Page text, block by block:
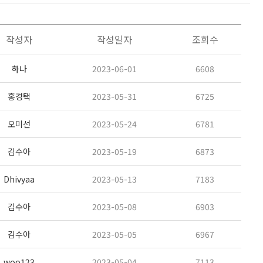
작성자 작성일자 조회수
하나 2023-06-01 6608
홍경택 2023-05-31 6725
오미선 2023-05-24 6781
김수아 2023-05-19 6873
Dhivyaa 2023-05-13 7183
김수아 2023-05-08 6903
김수아 2023-05-05 6967